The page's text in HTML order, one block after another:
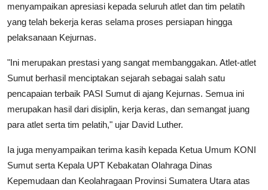
menyampaikan apresiasi kepada seluruh atlet dan tim pelatih
yang telah bekerja keras selama proses persiapan hingga
pelaksanaan Kejurnas.
"Ini merupakan prestasi yang sangat membanggakan. Atlet-atlet
Sumut berhasil menciptakan sejarah sebagai salah satu
pencapaian terbaik PASI Sumut di ajang Kejurnas. Semua ini
merupakan hasil dari disiplin, kerja keras, dan semangat juang
para atlet serta tim pelatih," ujar David Luther.
Ia juga menyampaikan terima kasih kepada Ketua Umum KONI
Sumut serta Kepala UPT Kebakatan Olahraga Dinas
Kepemudaan dan Keolahragaan Provinsi Sumatera Utara atas